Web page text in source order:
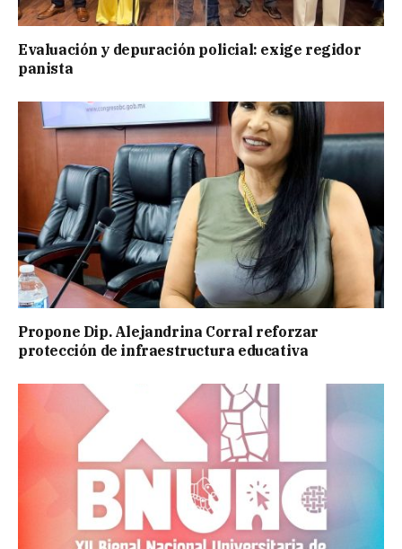
Evaluación y depuración policial: exige regidor
panista
Propone Dip. Alejandrina Corral reforzar
protección de infraestructura educativa